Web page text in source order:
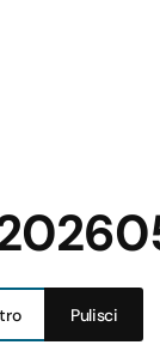
Pulisci